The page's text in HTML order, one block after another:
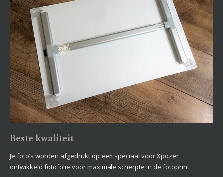
Beste kwaliteit
Je foto’s worden afgedrukt op een speciaal voor Xpozer
ontwikkeld fotofolie voor maximale scherpte in de fotoprint.